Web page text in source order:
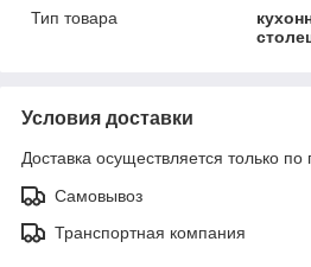
Тип товара
Условия доставки
Доставка осуществляется только по
Самовывоз
Транспортная компания